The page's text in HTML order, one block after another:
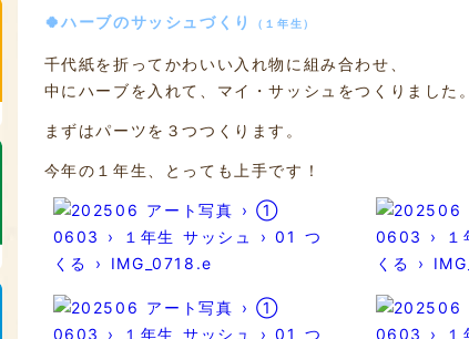
🍀ハーブのサッシュづくり （１年生）
千代紙を折ってかわいい入れ物に組み合わせ、
中にハーブを入れて、マイ・サッシュをつくりました。
まずはパーツを３つつくります。
今年の１年生、とっても上手です！